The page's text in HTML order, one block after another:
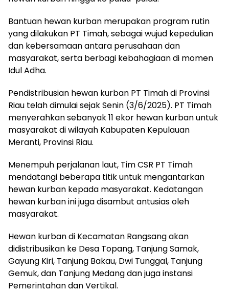
Bantuan hewan kurban merupakan program rutin
yang dilakukan PT Timah, sebagai wujud kepedulian
dan kebersamaan antara perusahaan dan
masyarakat, serta berbagi kebahagiaan di momen
Idul Adha.
Pendistribusian hewan kurban PT Timah di Provinsi
Riau telah dimulai sejak Senin (3/6/2025). PT Timah
menyerahkan sebanyak 11 ekor hewan kurban untuk
masyarakat di wilayah Kabupaten Kepulauan
Meranti, Provinsi Riau.
Menempuh perjalanan laut, Tim CSR PT Timah
mendatangi beberapa titik untuk mengantarkan
hewan kurban kepada masyarakat. Kedatangan
hewan kurban ini juga disambut antusias oleh
masyarakat.
Hewan kurban di Kecamatan Rangsang akan
didistribusikan ke Desa Topang, Tanjung Samak,
Gayung Kiri, Tanjung Bakau, Dwi Tunggal, Tanjung
Gemuk, dan Tanjung Medang dan juga instansi
Pemerintahan dan Vertikal.